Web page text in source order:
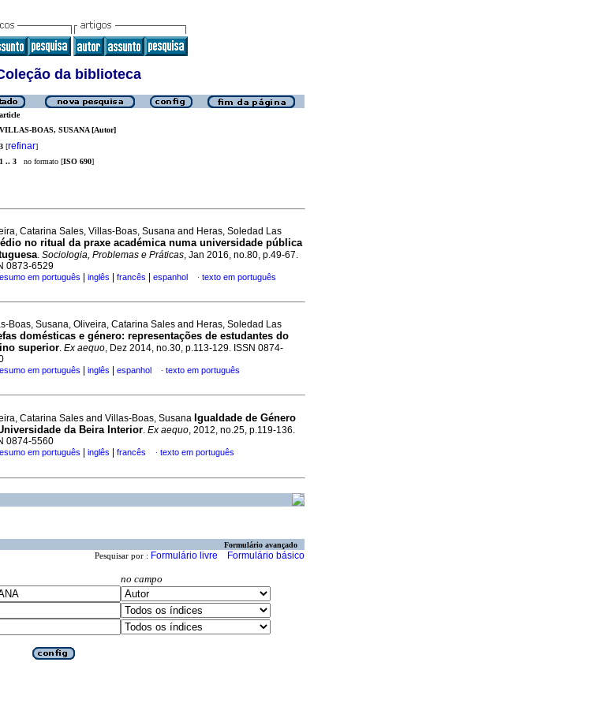
da biblioteca
article
VILLAS-BOAS, SUSANA [Autor]
3 [refinar]
1 .. 3 no formato [ISO 690]
Catarina Sales, Villas-Boas, Susana and Heras, Soledad Las
no ritual da praxe académica numa universidade pública
. Sociologia, Problemas e Práticas, Jan 2016, no.80, p.49-67.
0873-6529
em português inglês francês espanhol · texto em português
Boas, Susana, Oliveira, Catarina Sales and Heras, Soledad Las
domésticas e género: representações de estudantes do
superior. Ex aequo, Dez 2014, no.30, p.113-129. ISSN 0874-
em português inglês espanhol · texto em português
Catarina Sales and Villas-Boas, Susana Igualdade de Género
da Beira Interior. Ex aequo, 2012, no.25, p.119-136.
0874-5560
em português inglês francês · texto em português
Formulário avançado
Pesquisar por : Formulário livre Formulário básico
no campo